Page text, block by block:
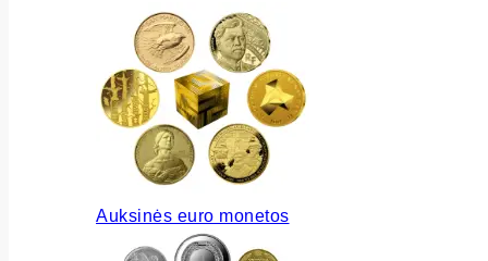
Auksinės euro monetos